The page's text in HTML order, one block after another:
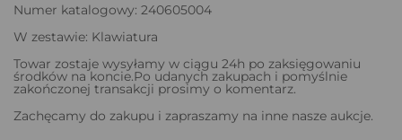
Numer katalogowy: 240605004
W zestawie: Klawiatura
Towar zostaje wysyłamy w ciągu 24h po zaksięgowaniu
środków na koncie.Po udanych zakupach i pomyślnie
zakończonej transakcji prosimy o komentarz.
Zachęcamy do zakupu i zapraszamy na inne nasze aukcje.